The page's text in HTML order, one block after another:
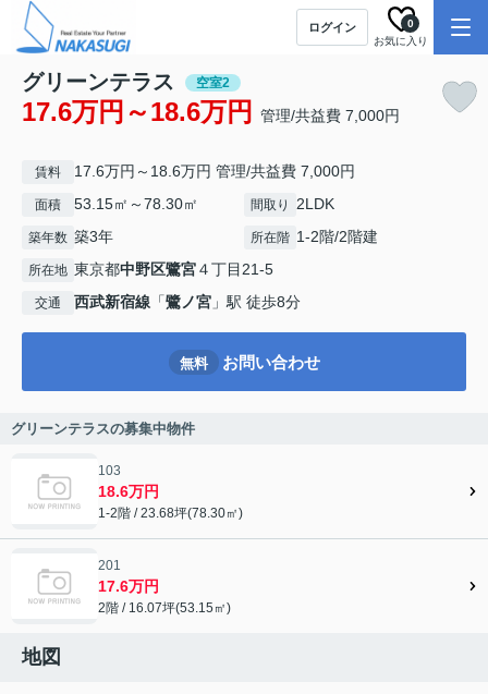
ログイン
お気に入り
0
グリーンテラス 空室2
17.6万円～18.6万円 管理/共益費 7,000円
賃料 17.6万円～18.6万円 管理/共益費 7,000円
面積 53.15㎡～78.30㎡ 間取り 2LDK
築年数 築3年 所在階 1-2階/2階建
所在地 東京都中野区鷺宮４丁目21-5
交通 西武新宿線 「鷺ノ宮 」駅 徒歩8分
無料 お問い合わせ
グリーンテラスの募集中物件
103
18.6万円
1-2階 / 23.68坪(78.30㎡)
201
17.6万円
2階 / 16.07坪(53.15㎡)
地図